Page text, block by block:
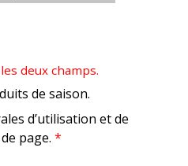
deux champs.
de saison.
d’utilisation et de
page. *